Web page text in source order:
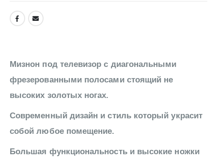
Мизнон под телевизор с диагональными
фрезерованными полосами стоящий не
высоких золотых ногах.
Современный дизайн и стиль который украсит
собой любое помещение.
Большая функциональность и высокие ножки